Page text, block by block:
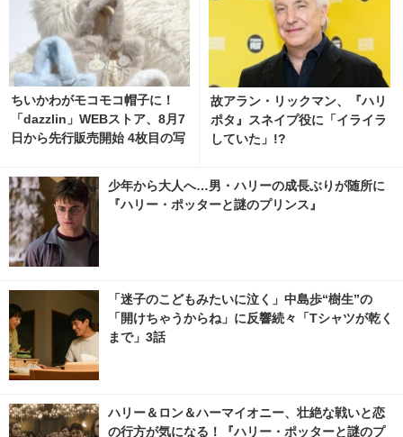
ちいかわがモコモコ帽子に！
「dazzlin」WEBストア、8月7
日から先行販売開始 4枚目の写
故アラン・リックマン、『ハリ
ポタ』スネイプ役に「イライラ
していた」!?
少年から大人へ…男・ハリーの成長ぶりが随所に
『ハリー・ポッターと謎のプリンス』
「迷子のこどもみたいに泣く」中島歩“樹生”の
「開けちゃうからね」に反響続々「Tシャツが乾く
まで」3話
ハリー＆ロン＆ハーマイオニー、壮絶な戦いと恋
の行方が気になる！『ハリー・ポッターと謎のプ